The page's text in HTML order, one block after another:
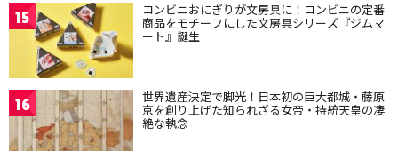
15 コンビニおにぎりが文房具に！コンビニの定番
商品をモチーフにした文房具シリーズ『ジムマ
ート』誕生
16 世界遺産決定で脚光！日本初の巨大都城・藤原
京を創り上げた知られざる女帝・持統天皇の凄
絶な執念